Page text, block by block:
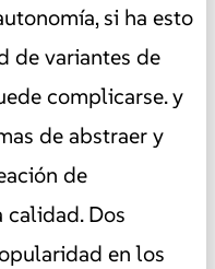
si ha esto
de variantes de
complicarse. y
de abstraer y
de
Dos
en los